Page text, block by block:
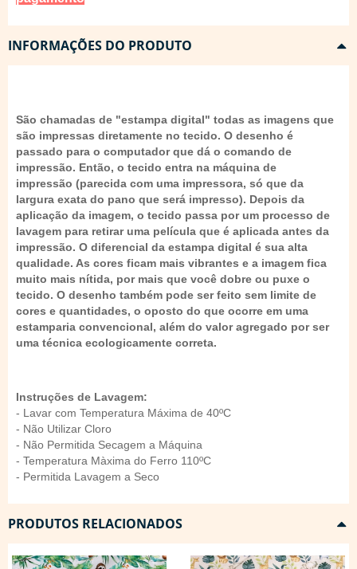
INFORMAÇÕES DO PRODUTO
São chamadas de "estampa digital" todas as imagens que
são impressas diretamente no tecido. O desenho é
passado para o computador que dá o comando de
impressão. Então, o tecido entra na máquina de
impressão (parecida com uma impressora, só que da
largura exata do pano que será impresso). Depois da
aplicação da imagem, o tecido passa por um processo de
lavagem para retirar uma película que é aplicada antes da
impressão. O diferencial da estampa digital é sua alta
qualidade. As cores ficam mais vibrantes e a imagem fica
muito mais nítida, por mais que você dobre ou puxe o
tecido. O desenho também pode ser feito sem limite de
cores e quantidades, o oposto do que ocorre em uma
estamparia convencional, além do valor agregado por ser
uma técnica ecologicamente correta.
Instruções de Lavagem:
- Lavar com Temperatura Máxima de 40ºC
- Não Utilizar Cloro
- Não Permitida Secagem a Máquina
- Temperatura Màxima do Ferro 110ºC
- Permitida Lavagem a Seco
PRODUTOS RELACIONADOS